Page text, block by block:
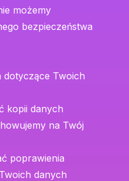
możemy
bezpieczeństwa
dotyczące Twoich
kopii danych
na Twój
poprawienia
danych